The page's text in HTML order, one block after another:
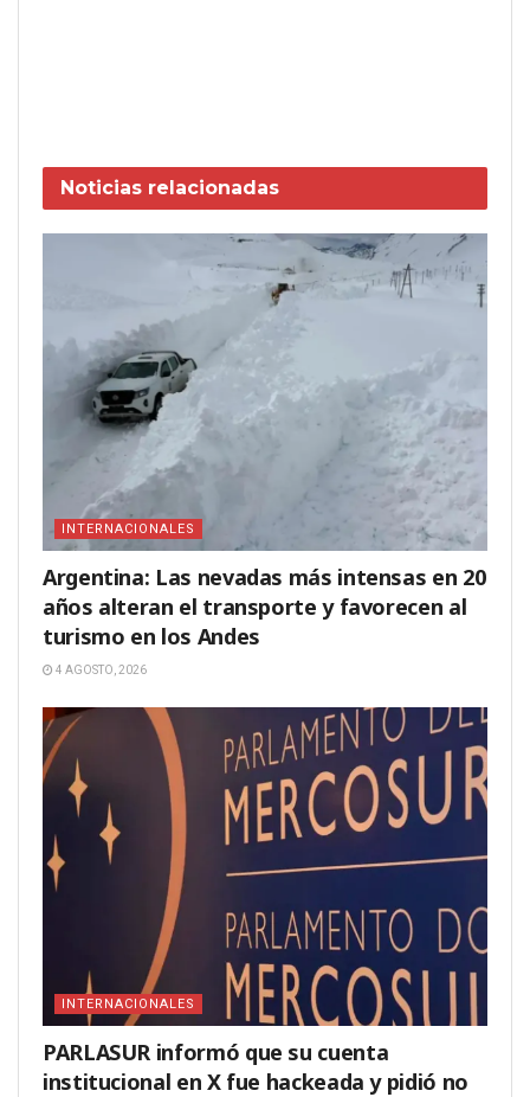
Noticias relacionadas
INTERNACIONALES
Argentina: Las nevadas más intensas en 20
años alteran el transporte y favorecen al
turismo en los Andes
4 AGOSTO, 2026
INTERNACIONALES
PARLASUR informó que su cuenta
institucional en X fue hackeada y pidió no